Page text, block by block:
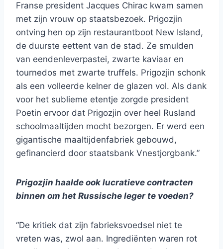
Franse president Jacques Chirac kwam samen
met zijn vrouw op staatsbezoek. Prigozjin
ontving hen op zijn restaurantboot New Island,
de duurste eettent van de stad. Ze smulden
van eendenleverpastei, zwarte kaviaar en
tournedos met zwarte truffels. Prigozjin schonk
als een volleerde kelner de glazen vol. Als dank
voor het sublieme etentje zorgde president
Poetin ervoor dat Prigozjin over heel Rusland
schoolmaaltijden mocht bezorgen. Er werd een
gigantische maaltijdenfabriek gebouwd,
gefinancierd door staatsbank Vnestjorgbank.”
Prigozjin haalde ook lucratieve contracten
binnen om het Russische leger te voeden?
“De kritiek dat zijn fabrieksvoedsel niet te
vreten was, zwol aan. Ingrediënten waren rot